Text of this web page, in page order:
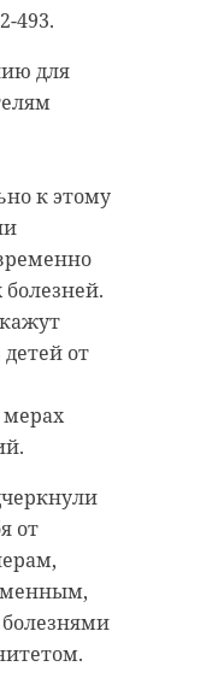
493.
для
к этому
от
от